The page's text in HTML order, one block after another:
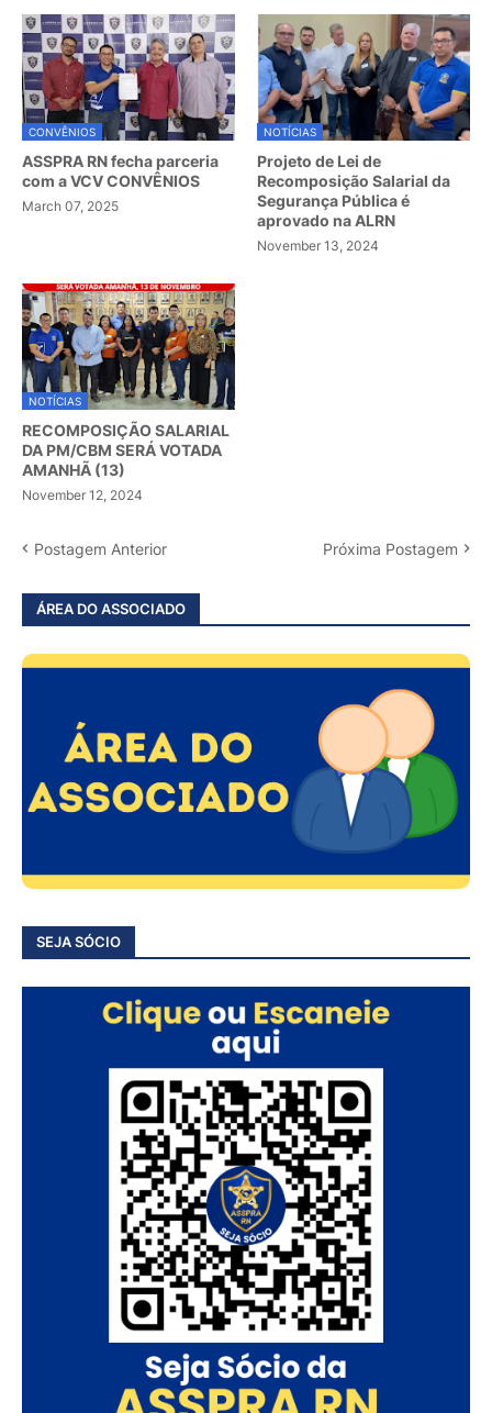
CONVÊNIOS
ASSPRA RN fecha parceria
com a VCV CONVÊNIOS
March 07, 2025
NOTÍCIAS
Projeto de Lei de
Recomposição Salarial da
Segurança Pública é
aprovado na ALRN
November 13, 2024
NOTÍCIAS
RECOMPOSIÇÃO SALARIAL
DA PM/CBM SERÁ VOTADA
AMANHÃ (13)
November 12, 2024
Postagem Anterior Próxima Postagem
ÁREA DO ASSOCIADO
SEJA SÓCIO